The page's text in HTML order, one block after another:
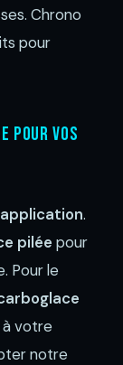
Chrono
pour
pour vos
application.
pilée pour
Pour le
à votre
notre